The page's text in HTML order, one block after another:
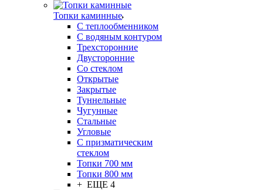
Топки каминные
С теплообменником
С водяным контуром
Трехсторонние
Двусторонние
Со стеклом
Открытые
Закрытые
Туннельные
Чугунные
Стальные
Угловые
С призматическим
стеклом
Топки 700 мм
Топки 800 мм
+ ЕЩЕ 4